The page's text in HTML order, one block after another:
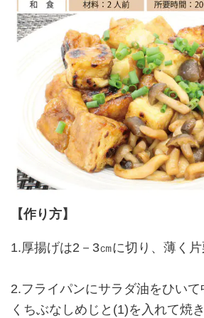
【作り方】
1.厚揚げは2－3㎝に切り、薄く片
2.フライパンにサラダ油をひいて
くちぶなしめじと(1)を入れて焼